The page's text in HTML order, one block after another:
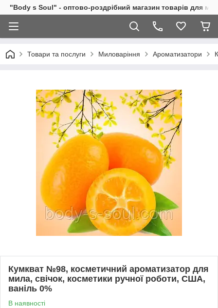
"Body s Soul" - оптово-роздрібний магазин товарів для
Товари та послуги Миловаріння Ароматизатори
Кумкват №98, косметичний ароматизатор для
мила, свічок, косметики ручної роботи, США,
ваніль 0%
В наявності